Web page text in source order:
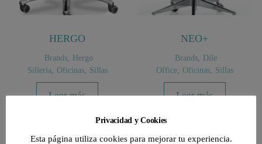
HERGO
Brands
Hergo
Silleria
Oficinas, Sillas
Leer más
NEO+
Brands
Dile
Office, Oficinas, Sillas
Leer más
Privacidad y Cookies
Esta página utiliza cookies para mejorar tu experiencia.